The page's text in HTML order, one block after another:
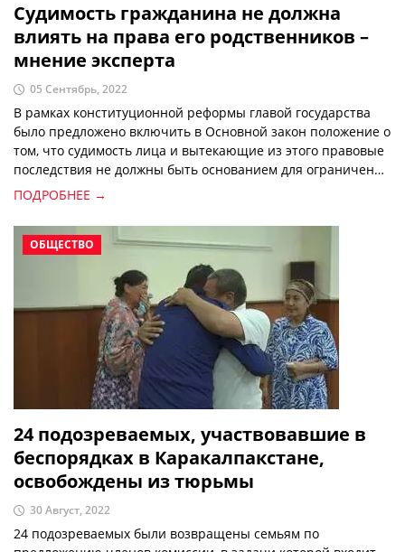
Судимость гражданина не должна
влиять на права его родственников –
мнение эксперта
05 Сентябрь, 2022
В рамках конституционной реформы главой государства
было предложено включить в Основной закон положение о
том, что судимость лица и вытекающие из этого правовые
последствия не должны быть основанием для ограничения
прав его родственников.
ПОДРОБНЕЕ →
ОБЩЕСТВО
24 подозреваемых, участвовавшие в
беспорядках в Каракалпакстане,
освобождены из тюрьмы
30 Август, 2022
24 подозреваемых были возвращены семьям по